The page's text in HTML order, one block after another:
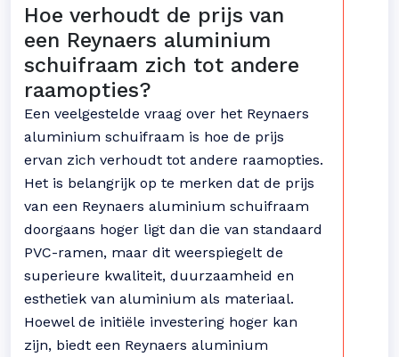
Hoe verhoudt de prijs van
een Reynaers aluminium
schuifraam zich tot andere
raamopties?
Een veelgestelde vraag over het Reynaers
aluminium schuifraam is hoe de prijs
ervan zich verhoudt tot andere raamopties.
Het is belangrijk op te merken dat de prijs
van een Reynaers aluminium schuifraam
doorgaans hoger ligt dan die van standaard
PVC-ramen, maar dit weerspiegelt de
superieure kwaliteit, duurzaamheid en
esthetiek van aluminium als materiaal.
Hoewel de initiële investering hoger kan
zijn, biedt een Reynaers aluminium